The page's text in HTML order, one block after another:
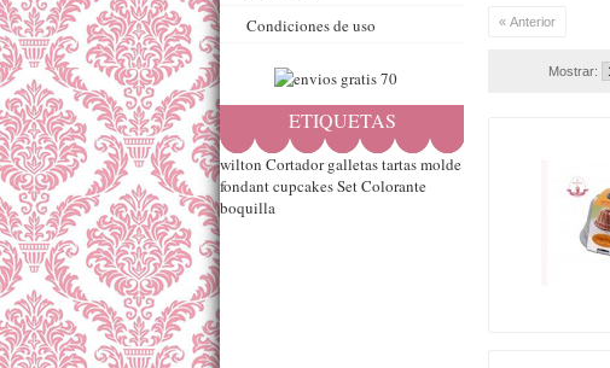
Condiciones de uso
ETIQUETAS
wilton Cortador galletastartasmolde
fondantcupcakesSetColorante
boquilla
« Anterior
Mostrar: